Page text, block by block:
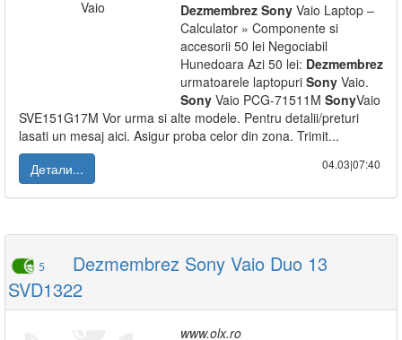
Dezmembrez Sony Vaio Laptop –
Calculator » Componente si
accesorii 50 lei Negociabil
Hunedoara Azi 50 lei: Dezmembrez
urmatoarele laptopuri Sony Vaio.
Sony Vaio PCG-71511M SonyVaio
SVE151G17M Vor urma si alte modele. Pentru detalii/preturi
lasati un mesaj aici. Asigur proba celor din zona. Trimit...
Детали...
04.03|07:40
5
Dezmembrez Sony Vaio Duo 13
SVD1322
www.olx.ro